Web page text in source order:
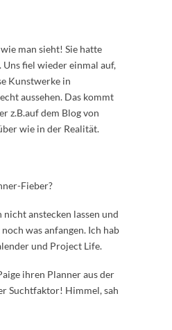
man sieht! Sie hatte
Uns fiel wieder einmal auf,
Kunstwerke in
aussehen. Das kommt
z.B.auf dem Blog von
wie in der Realität.
Fieber?
anstecken lassen und
was anfangen. Ich hab
und Project Life.
ihren Planner aus der
Suchtfaktor! Himmel, sah